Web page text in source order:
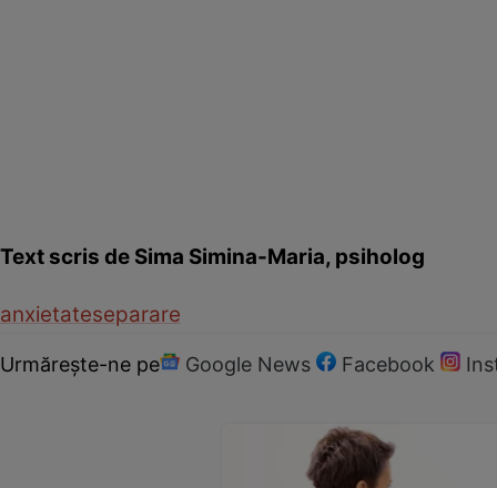
Text scris de Sima Simina-Maria, psiholog
anxietateseparare
Urmărește-ne pe Google News Facebook